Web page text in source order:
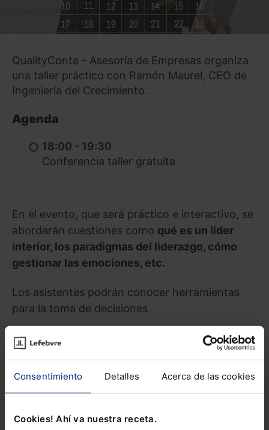
Consentimiento Detalles Acerca de las cookies
Cookies! Ahí va nuestra receta.
QualityConta - Asesoría de Empresas organiza
una taller práctico con Ramón Maurel, CEO de
Ingeniería del Crecimiento.
Agenda
18:00 - 19:30
Conferencia taller gratuita
En el evento, que será práctico e interactivo, se
abordarán cuestiones como qué es un líder
interior, los paradigmas del liderazgo, cómo
gestionar las emociones, etc.
Los asistentes podrán conocer herramientas
para la toma de decisiones
Para asistir solo debes completar el formulario
Compartir